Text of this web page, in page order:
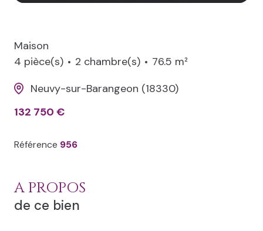
Maison
4 pièce(s)
2 chambre(s)
76.5 m²
Neuvy-sur-Barangeon (18330)
132 750 €
Référence 956
A PROPOS
de ce bien